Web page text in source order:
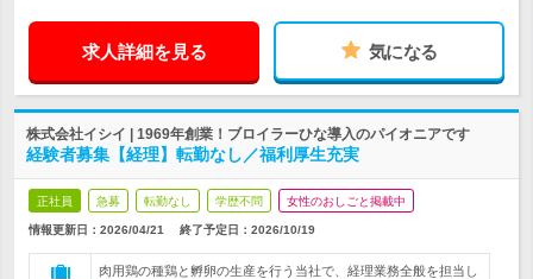
求人詳細を見る 気になる
株式会社イシイ | 1969年創業！ブロイラーひな導入のパイオニアです
経験者募集【経理】転勤なし／福利厚生充実
正社員 急募 転勤なし 学歴不問 女性のおしごと掲載中
情報更新日：2026/04/21 終了予定日： 2026/10/19
肉用鶏の種鶏と孵卵の生産を行う当社で、経理業務全般を担当し